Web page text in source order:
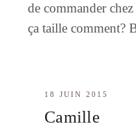
de commander
ça taille comment?
18 JUIN 2015
Camille